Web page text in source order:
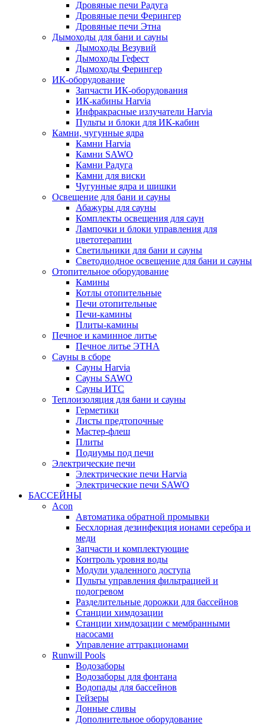
Дровяные печи Радуга
Дровяные печи Ферингер
Дровяные печи Этна
Дымоходы для бани и сауны
Дымоходы Везувий
Дымоходы Гефест
Дымоходы Ферингер
ИК-оборудование
Запчасти ИК-оборудования
ИК-кабины Harvia
Инфракрасные излучатели Harvia
Пульты и блоки для ИК-кабин
Камни, чугунные ядра
Камни Harvia
Камни SAWO
Камни Радуга
Камни для виски
Чугунные ядра и шишки
Освещение для бани и сауны
Абажуры для сауны
Комплекты освещения для саун
Лампочки и блоки управления для
цветотерапии
Светильники для бани и сауны
Светодиодное освещение для бани и сауны
Отопительное оборудование
Камины
Котлы отопительные
Печи отопительные
Печи-камины
Плиты-камины
Печное и каминное литье
Печное литье ЭТНА
Сауны в сборе
Cауны Harvia
Сауны SAWO
Сауны ИТС
Теплоизоляция для бани и сауны
Герметики
Листы предтопочные
Мастер-флеш
Плиты
Подиумы под печи
Электрические печи
Электрические печи Harvia
Электрические печи SAWO
БАССЕЙНЫ
Acon
Автоматика обратной промывки
Беcхлорная дезинфекция ионами серебра и
меди
Запчасти и комплектующие
Контроль уровня воды
Модули удаленного доступа
Пульты управления фильтрацией и
подогревом
Разделительные дорожки для бассейнов
Станции химдозации
Станции химдозации с мембранными
насосами
Управление аттракционами
Runwill Pools
Водозаборы
Водозаборы для фонтана
Водопады для бассейнов
Гейзеры
Донные сливы
Дополнительное оборудование